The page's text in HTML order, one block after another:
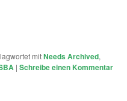
mitNeeds Archived,
|Schreibe einen Kommentar